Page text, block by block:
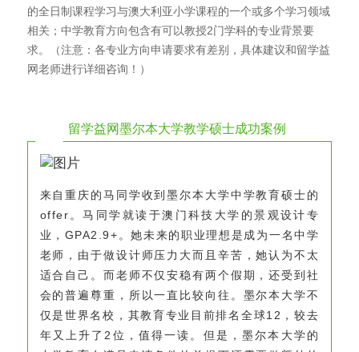
的全日制课程学习与澳大利亚小学课程的一个或多个学习领域
相关；中学教育方向包含有可以教授2门学科的专业背景要
求。（注意：各专业方向申请要求有差别，具体建议和留学益
网老师进行详细咨询！）
留学益网墨尔本大学教学硕士成功案例
来自重庆的马同学收到墨尔本大学中 学教育硕士的
offer。马同学就读于澳门科技大学的景观设计专
业，GPA2.9+。她未来的职业理想是成为一名中学
老师，由于做设计师压力大而且辛苦，她认为不太
适合自己。 而老师不仅安稳有两个假期，还受到社
会的普遍尊重，所以一直比较向往。 墨尔本大学不
仅是世界名校，其教育专业目前排名全球12，较去
年又上升了2位，值得一读。 但是，墨尔本大学的